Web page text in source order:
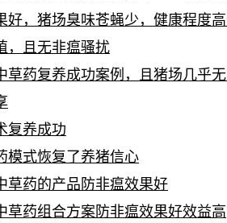
，猪场臭味苍蝇少，健康程度
，且无非瘟骚扰
药复养成功案例，且猪场几乎
复养成功
模式恢复了养猪信心
草药的产品防非瘟效果好
草药组合方案防非瘟效果好效益高